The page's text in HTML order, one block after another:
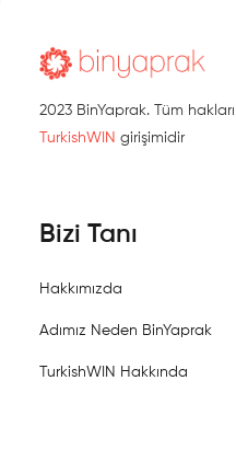
2023 BinYaprak. Tüm hakları
TurkishWIN girişimidir
Bizi Tanı
Hakkımızda
Adımız Neden BinYaprak
TurkishWIN Hakkında